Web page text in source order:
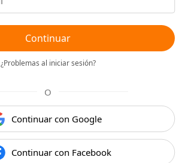
Continuar
¿Problemas al iniciar sesión?
O
Continuar con Google
Continuar con Facebook